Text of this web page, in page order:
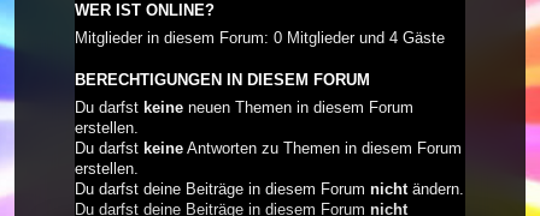
WER IST ONLINE?
Mitglieder in diesem Forum: 0 Mitglieder und 4 Gäste
BERECHTIGUNGEN IN DIESEM FORUM
Du darfst keine neuen Themen in diesem Forum
erstellen.
Du darfst keine Antworten zu Themen in diesem Forum
erstellen.
Du darfst deine Beiträge in diesem Forum nicht ändern.
Du darfst deine Beiträge in diesem Forum nicht